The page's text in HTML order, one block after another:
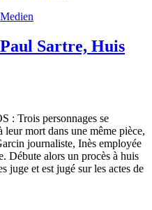
Medien
Sartre, Huis
: Trois personnages se
leur mort dans une même pièce,
journaliste, Inès employée
Débute alors un procès à huis
juge et est jugé sur les actes de